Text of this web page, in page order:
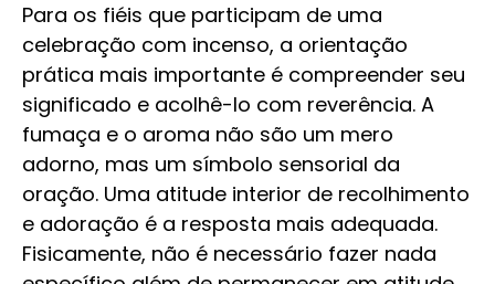
Para os fiéis que participam de uma
celebração com incenso, a orientação
prática mais importante é compreender seu
significado e acolhê-lo com reverência. A
fumaça e o aroma não são um mero
adorno, mas um símbolo sensorial da
oração. Uma atitude interior de recolhimento
e adoração é a resposta mais adequada.
Fisicamente, não é necessário fazer nada